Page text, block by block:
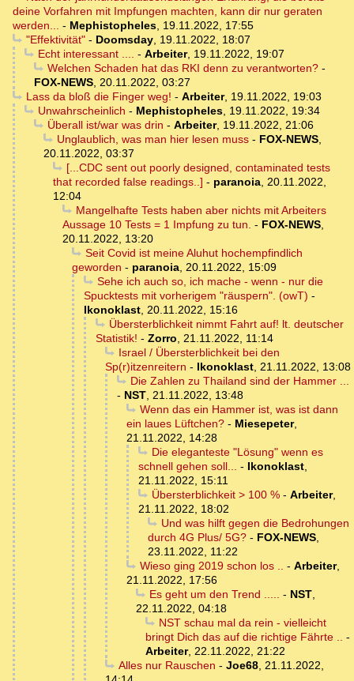
deine Vorfahren mit Impfungen machten, kann dir nur geraten
werden... - Mephistopheles, 19.11.2022, 17:55
"Effektivität"- Doomsday, 19.11.2022, 18:07
Echt interessant .... - Arbeiter, 19.11.2022, 19:07
Welchen Schaden hat das RKI denn zu verantworten?-
FOX-NEWS, 20.11.2022, 03:27
Lass da bloß die Finger weg! - Arbeiter, 19.11.2022, 19:03
Unwahrscheinlich - Mephistopheles, 19.11.2022, 19:34
Überall ist/war was drin - Arbeiter, 19.11.2022, 21:06
Unglaublich, was man hier lesen muss- FOX-NEWS,
20.11.2022, 03:37
[...CDC sent out poorly designed, contaminated tests
that recorded false readings..] - paranoia, 20.11.2022,
12:04
Mangelhafte Tests haben aber nichts mit Arbeiters
Aussage 10 Tests = 1 Impfung zu tun. - FOX-NEWS,
20.11.2022, 13:20
Seit Covid ist meine Aluhut hochempfindlich
geworden - paranoia, 20.11.2022, 15:09
Sehe ich auch so, ich mache - wenn - nur die
Spucktests mit vorherigem "räuspern". (owT) -
Ikonoklast, 20.11.2022, 15:16
Übersterblichkeit nimmt Fahrt auf! lt. deutscher
Statistik! - Zorro, 21.11.2022, 11:14
Israel / Übersterblichkeit bei den
Sp(r)itzenreitern - Ikonoklast, 21.11.2022, 13:08
Die Zahlen zu Thailand sind der Hammer ...
- NST, 21.11.2022, 13:48
Wenn das ein Hammer ist, was ist dann
ein laues Lüftchen? - Miesepeter,
21.11.2022, 14:28
Die eleganteste "Lösung" wenn es
schnell gehen soll... - Ikonoklast,
21.11.2022, 15:11
Übersterblichkeit > 100 %- Arbeiter,
21.11.2022, 18:02
Und was hilft gegen die Bedrohungen
durch 4G Plus/ 5G? - FOX-NEWS,
23.11.2022, 11:22
Wieso ging 2019 schon los .. - Arbeiter,
21.11.2022, 17:56
Es geht um den Trend ..... - NST,
22.11.2022, 04:18
NST schau mal da rein - vielleicht
bringt Dich das auf die richtige Fährte .. -
Arbeiter, 22.11.2022, 21:22
Alles nur Rauschen - Joe68, 21.11.2022,